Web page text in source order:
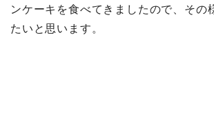
ンケーキを食べてきましたので、その
たいと思います。